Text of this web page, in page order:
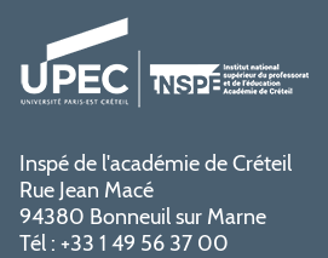
Inspé de l'académie de Créteil
Rue Jean Macé
94380 Bonneuil sur Marne
Tél : +33 1 49 56 37 00